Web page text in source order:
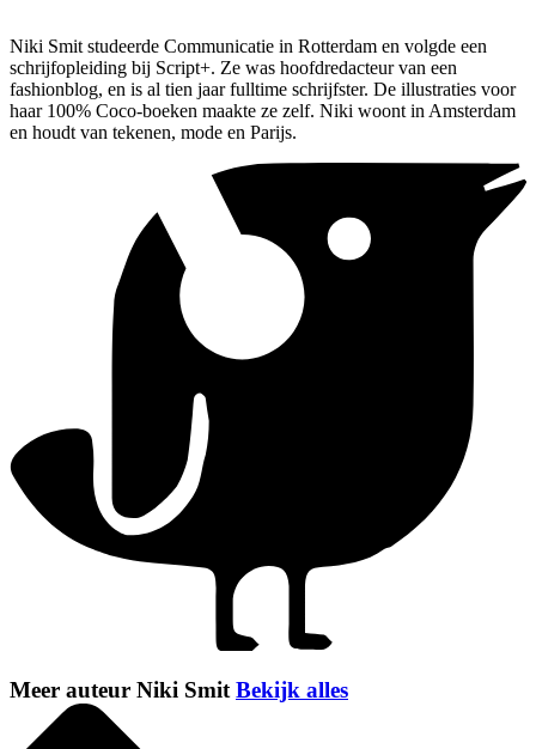
Niki Smit studeerde Communicatie in Rotterdam en volgde een
schrijfopleiding bij Script+. Ze was hoofdredacteur van een
fashionblog, en is al tien jaar fulltime schrijfster. De illustraties voor
haar 100% Coco-boeken maakte ze zelf. Niki woont in Amsterdam
en houdt van tekenen, mode en Parijs.
Meer auteur Niki SmitBekijk alles